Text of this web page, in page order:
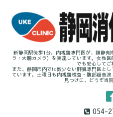
新静岡駅徒歩1分。内視鏡専門医が、鎮静
ラ・大腸カメラ）を実施しています。女性
でも安心してご
また、静岡市内では数少ない肝臓専門医と
ています。土曜日も内視鏡検査・腹部超音
見つけに、どうぞ当
054-